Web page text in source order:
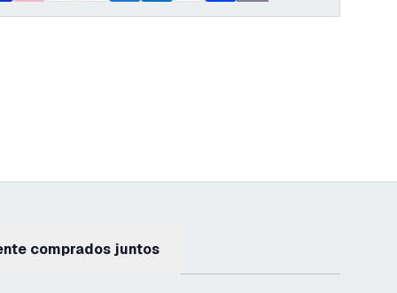
comprados juntos